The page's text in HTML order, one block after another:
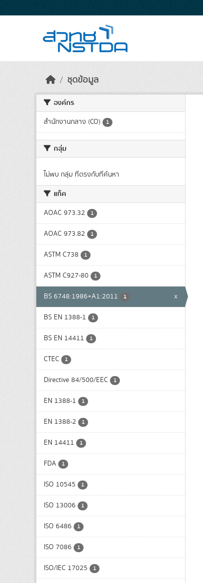
ชุดข้อมูล
องค์กร
สำนักงานกลาง (CO) 1
กลุ่ม
ไม่พบ กลุ่ม ที่ตรงกับที่ค้นหา
แท็ค
AOAC 973.32 1
AOAC 973.82 1
ASTM C738 1
ASTM C927-80 1
BS 6748:1986+A1:2011 1 x
BS EN 1388-1 1
BS EN 14411 1
CTEC 1
Directive 84/500/EEC 1
EN 1388-1 1
EN 1388-2 1
EN 14411 1
FDA 1
ISO 10545 1
ISO 13006 1
ISO 6486 1
ISO 7086 1
ISO/IEC 17025 1